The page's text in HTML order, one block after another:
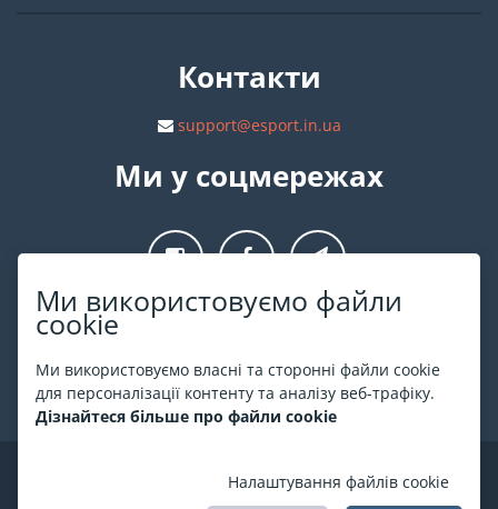
Ми використовуємо файли
cookie
Ми використовуємо власні та сторонні файли cookie
для персоналізації контенту та аналізу веб-трафіку.
Дізнайтеся більше про файли cookie
Налаштування файлів cookie
Контакти
support@esport.in.ua
Ми у соцмережах
Про ESPORT.in.ua
На ESPORT.in.ua представлена афіша Києва та інших міст
України. Всі квитки продаються офіційно. Ми працюємо
безпосередньо з касами.